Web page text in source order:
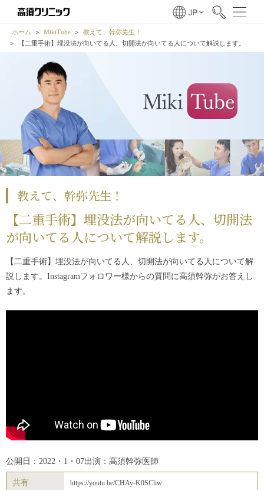
ホーム MikiTube
教えて、幹弥先生！
【二重手術】埋没法が向いてる人、切開法が向いてる人について解説します。
教えて、幹弥先生！
【二重手術】埋没法が向いてる人、切開法
が向いてる人について解説します。
【二重手術】埋没法が向いてる人、切開法が向いてる人について解
説します。Instagramフォロワー様からの質問に高須幹弥がお答えし
ます。
公開日：2022・1・07出演：高須幹弥医師
共有 https://youtu.be/CHAy-K0SChw